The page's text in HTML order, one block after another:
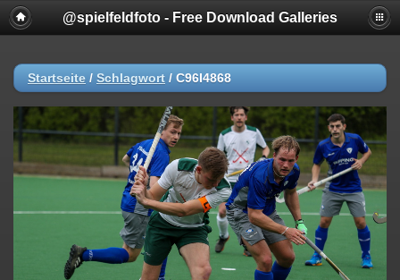
@spielfeldfoto - Free Download Galleries
Startseite / Schlagwort / C96I4868